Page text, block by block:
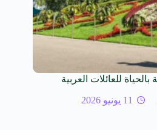
11 يونيو 2026